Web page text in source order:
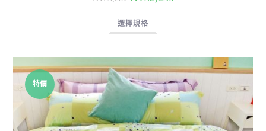
選擇規格
特價